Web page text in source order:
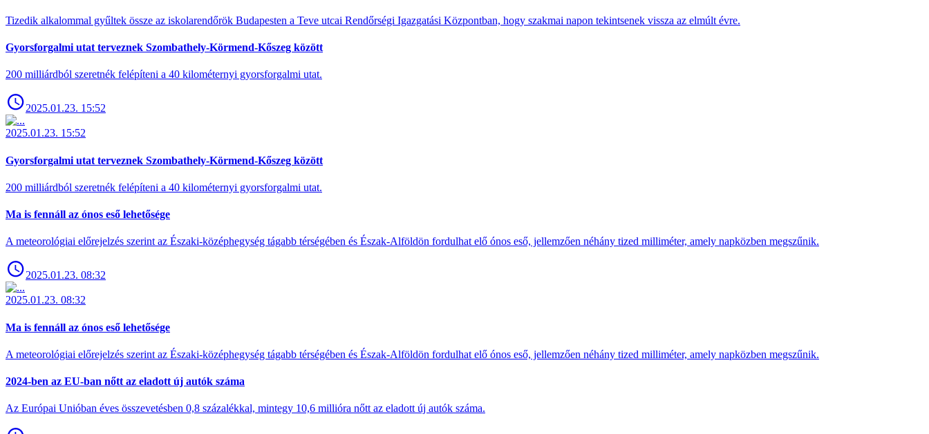
Tizedik alkalommal gyűltek össze az iskolarendőrök Budapesten a Teve utcai Rendőrségi Igazgatási Központban, hogy szakmai napon tekintsenek vissza az elmúlt évre.
Gyorsforgalmi utat terveznek Szombathely-Körmend-Kőszeg között
200 milliárdból szeretnék felépíteni a 40 kilométernyi gyorsforgalmi utat.
2025.01.23. 15:52
2025.01.23. 15:52
Gyorsforgalmi utat terveznek Szombathely-Körmend-Kőszeg között
200 milliárdból szeretnék felépíteni a 40 kilométernyi gyorsforgalmi utat.
Ma is fennáll az ónos eső lehetősége
A meteorológiai előrejelzés szerint az Északi-középhegység tágabb térségében és Észak-Alföldön fordulhat elő ónos eső, jellemzően néhány tized milliméter, amely napközben megszűnik.
2025.01.23. 08:32
2025.01.23. 08:32
Ma is fennáll az ónos eső lehetősége
A meteorológiai előrejelzés szerint az Északi-középhegység tágabb térségében és Észak-Alföldön fordulhat elő ónos eső, jellemzően néhány tized milliméter, amely napközben megszűnik.
2024-ben az EU-ban nőtt az eladott új autók száma
Az Európai Unióban éves összevetésben 0,8 százalékkal, mintegy 10,6 millióra nőtt az eladott új autók száma.